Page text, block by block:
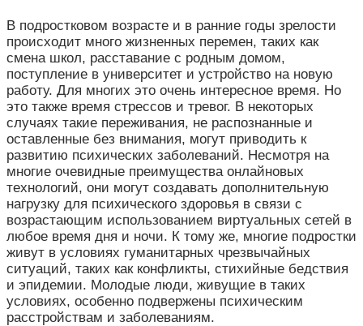
В подростковом возрасте и в ранние годы зрелости
происходит много жизненных перемен, таких как
смена школ, расставание с родным домом,
поступление в университет и устройство на новую
работу. Для многих это очень интересное время. Но
это также время стрессов и тревог. В некоторых
случаях такие переживания, не распознанные и
оставленные без внимания, могут приводить к
развитию психических заболеваний. Несмотря на
многие очевидные преимущества онлайновых
технологий, они могут создавать дополнительную
нагрузку для психического здоровья в связи с
возрастающим использованием виртуальных сетей в
любое время дня и ночи. К тому же, многие подростки
живут в условиях гуманитарных чрезвычайных
ситуаций, таких как конфликты, стихийные бедствия
и эпидемии. Молодые люди, живущие в таких
условиях, особенно подвержены психическим
расстройствам и заболеваниям.